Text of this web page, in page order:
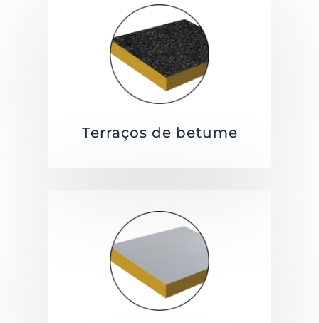
Terraços de betume